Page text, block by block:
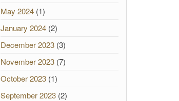
May 2024(1)
January 2024(2)
December 2023(3)
November 2023(7)
October 2023(1)
September 2023(2)